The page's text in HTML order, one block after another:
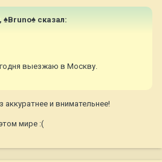
♠Bruno♠ сказал:
выезжаю в Москву.
аккуратнее и внимательнее!
мире :(